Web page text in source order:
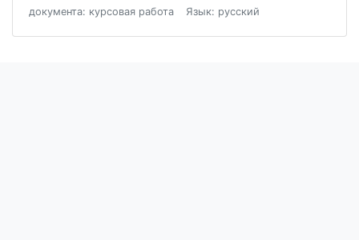
документа: курсовая работа
Язык: русский